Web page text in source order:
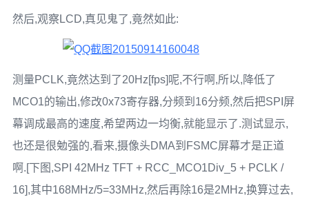
然后,观察LCD,真见鬼了,竟然如此:
测量PCLK,竟然达到了20Hz[fps]呢,不行啊,所以,降低了
MCO1的输出,修改0x73寄存器,分频到16分频,然后把SPI屏
幕调成最高的速度,希望两边一均衡,就能显示了.测试显示,
也还是很勉强的,看来,摄像头DMA到FSMC屏幕才是正道
啊.[下图,SPI 42MHz TFT + RCC_MCO1Div_5 + PCLK /
16],其中168MHz/5=33MHz,然后再除16是2MHz,换算过去,